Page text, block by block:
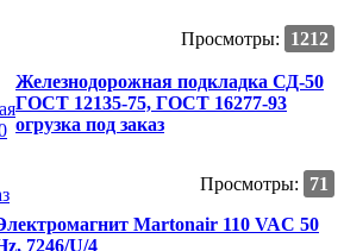
Просмотры: 1212
Железнодорожная подкладка СД-50
ГОСТ 12135-75, ГОСТ 16277-93
огрузка под заказ
Просмотры:
71
Martonair 110 VAC 50
7246/U/4